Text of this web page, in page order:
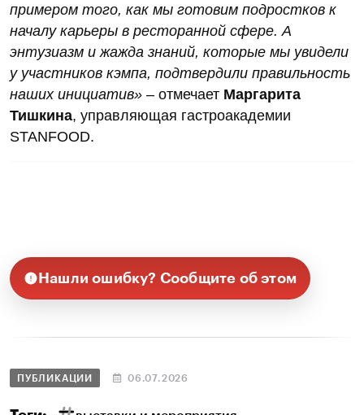
примером того, как мы готовим подростков к
началу карьеры в ресторанной сфере. А
энтузиазм и жажда знаний, которые мы увидели
у участников кэмпа, подтвердили правильность
наших инициатив» – отмечает Маргарита
Тишкина, управляющая гастроакадемии
STANFOOD.
Нашли ошибку? Сообщите об этом
ПУБЛИКАЦИИ 06.07.2026